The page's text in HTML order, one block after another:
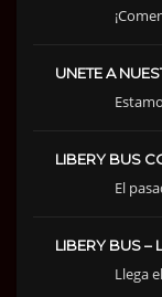
UNETE A
LIBERY BUS
El
LIBERY BUS –
Llega